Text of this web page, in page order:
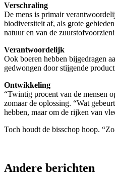
Verschraling
De mens is primair
biodiversiteit af, als grote
natuur en van de
Verantwoordelijk
Ook boeren hebben bijgedragen
gedwongen door stijgende
Ontwikkeling
“Twintig procent van de mensen
zomaar de oplossing. “Wat
hebben, maar om de rijken van
Toch houdt de bisschop hoop.
Andere berichten